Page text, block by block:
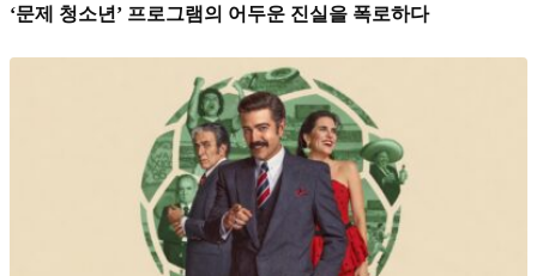
‘문제 청소년’ 프로그램의 어두운 진실을 폭로하다